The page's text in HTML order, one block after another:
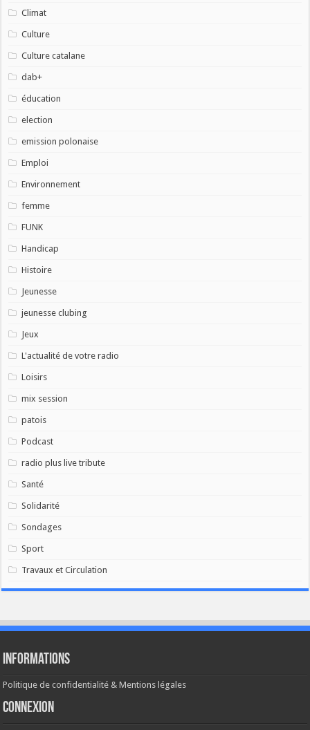
Climat
Culture
Culture catalane
dab+
éducation
election
emission polonaise
Emploi
Environnement
femme
FUNK
Handicap
Histoire
Jeunesse
jeunesse clubing
Jeux
L'actualité de votre radio
Loisirs
mix session
patois
Podcast
radio plus live tribute
Santé
Solidarité
Sondages
Sport
Travaux et Circulation
Informations
Politique de confidentialité & Mentions légales
Connexion